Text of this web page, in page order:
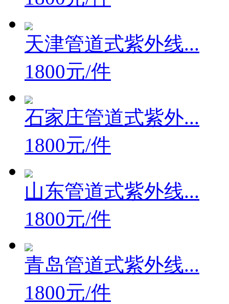
天津管道式紫外线...
1800元/件
石家庄管道式紫外...
1800元/件
山东管道式紫外线...
1800元/件
青岛管道式紫外线...
1800元/件